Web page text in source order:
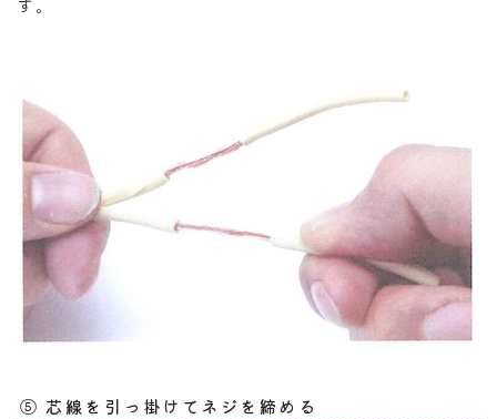
⑤ 芯線を引っ掛けてネジを締める